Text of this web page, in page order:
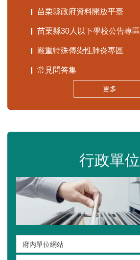
苗栗縣政府資料開放平臺
苗栗縣30人以下學校公告專區
嚴重特殊傳染性肺炎專區
常見問答集
更多
行政單位